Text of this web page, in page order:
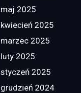
maj 2025
kwiecień 2025
marzec 2025
luty 2025
styczeń 2025
grudzień 2024